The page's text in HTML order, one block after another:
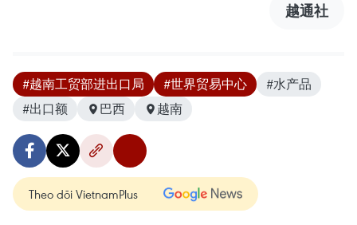
越通社
#越南工贸部进出口局 #世界贸易中心
#水产品
#出口额
巴西 越南
Theo dõi VietnamPlus